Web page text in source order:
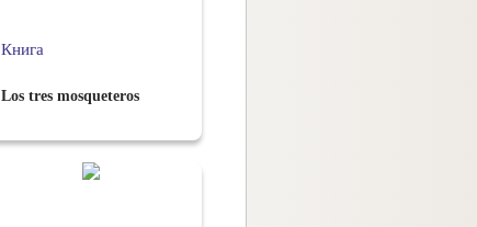
Книга
Los tres mosqueteros